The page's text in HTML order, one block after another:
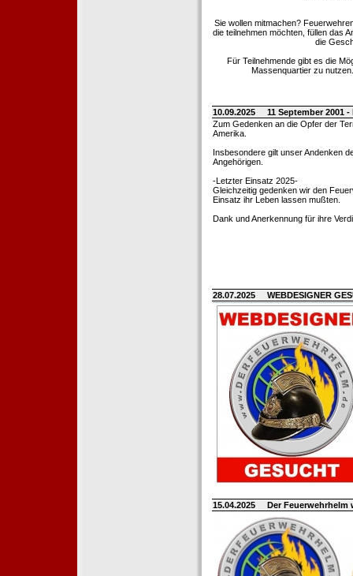
Sie wollen mitmachen?
die teilnehmen möchten, füllen das
die
Für Teilnehmende gibt es die
Massenquartier zu
10.09.2025
11 September 2001
Zum Gedenken an die Opfer der
Amerika.
Insbesondere gilt unser Andenken
Angehörigen.
-Letzter Einsatz 2025-
Gleichzeitig gedenken wir den
Einsatz ihr Leben lassen mußten.
Dank und Anerkennung für ihre
28.07.2025 WEBDESIGNER
15.04.2025 Der